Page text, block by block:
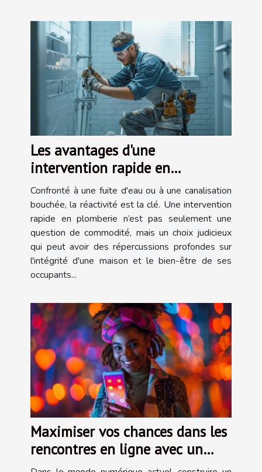
Les avantages d'une
intervention rapide en
plomberie
Confronté à une fuite d'eau ou à une canalisation
bouchée, la réactivité est la clé. Une intervention
rapide en plomberie n’est pas seulement une
question de commodité, mais un choix judicieux
qui peut avoir des répercussions profondes sur
l'intégrité d'une maison et le bien-être de ses
occupants...
Maximiser vos chances dans les
rencontres en ligne avec un
profil parfait